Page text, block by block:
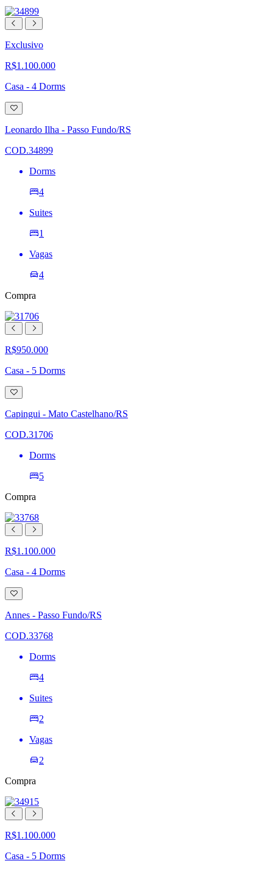
Exclusivo
R$1.100.000
Casa - 4 Dorms
Adicionar
à
lista
de
Leonardo Ilha - Passo Fundo/RS
COD.34899
Dorms
4
Suites
1
Vagas
4
Compra
R$950.000
Casa - 5 Dorms
Adicionar
à
lista
de
Capingui - Mato Castelhano/RS
COD.31706
Dorms
5
Compra
R$1.100.000
Casa - 4 Dorms
Adicionar
à
lista
de
Annes - Passo Fundo/RS
COD.33768
Dorms
4
Suites
2
Vagas
2
Compra
R$1.100.000
Casa - 5 Dorms